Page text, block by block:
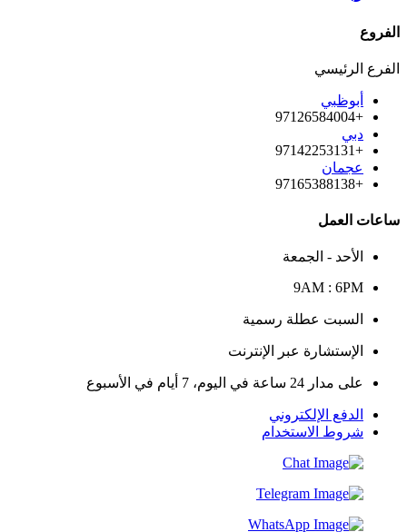
الفروع
الفرع الرئيسي
أبوظبي
+97126584004
دبي
+97142253131
عجمان
+97165388138
ساعات العمل
الأحد - الجمعة
9AM : 6PM
السبت عطلة رسمية
الإستشارة عبر الإنترنت
على مدار 24 ساعة في اليوم، 7 أيام في الأسبوع
الدفع الإلكتروني
شروط الاستخدام